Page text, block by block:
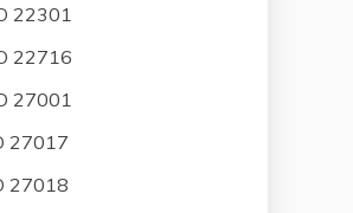
22301
22716
27001
27017
27018